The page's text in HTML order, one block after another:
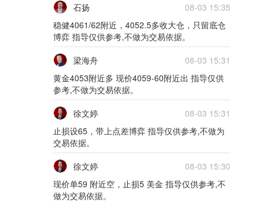
5m
01月28日0128货币
5m
01月27日0127货币
石扬
08-03 15:35
稳健4061/62附近，4052.5多收大仓，只留底仓
博弈 指导仅供参考,不做为交易依据。
梁海舟
08-03 15:31
黄金4053附近多 现价4059-60附近出 指导仅供
参考,不做为交易依据。
徐文婷
08-03 15:31
止损设65，带上点差博弈 指导仅供参考,不做为
交易依据。
徐文婷
08-03 15:30
现价单59 附近空，止损5 美金 指导仅供参考,不
做为交易依据。